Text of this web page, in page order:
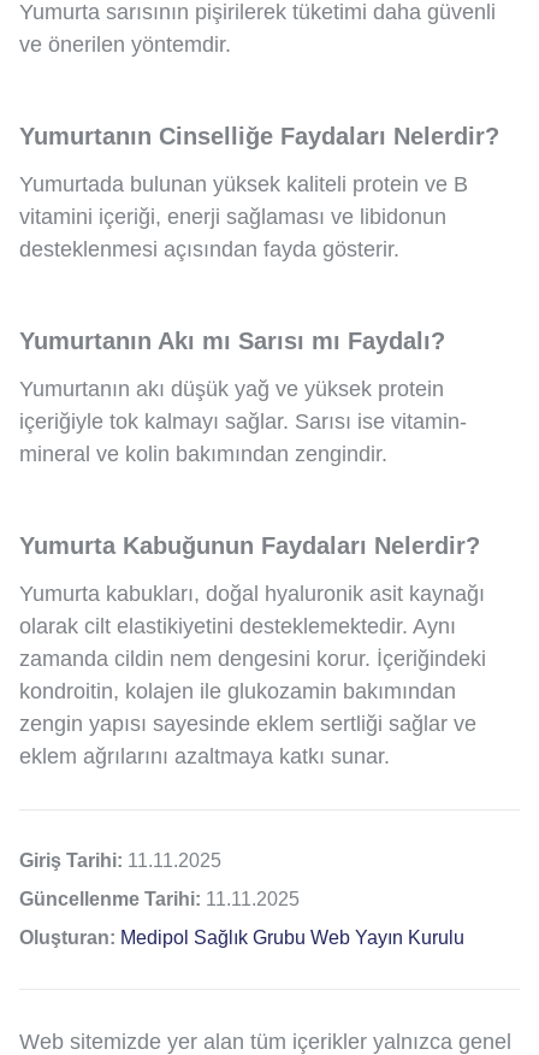
Yumurta sarısının pişirilerek tüketimi daha güvenli
ve önerilen yöntemdir.
Yumurtanın Cinselliğe Faydaları Nelerdir?
Yumurtada bulunan yüksek kaliteli protein ve B
vitamini içeriği, enerji sağlaması ve libidonun
desteklenmesi açısından fayda gösterir.
Yumurtanın Akı mı Sarısı mı Faydalı?
Yumurtanın akı düşük yağ ve yüksek protein
içeriğiyle tok kalmayı sağlar. Sarısı ise vitamin-
mineral ve kolin bakımından zengindir.
Yumurta Kabuğunun Faydaları Nelerdir?
Yumurta kabukları, doğal hyaluronik asit kaynağı
olarak cilt elastikiyetini desteklemektedir. Aynı
zamanda cildin nem dengesini korur. İçeriğindeki
kondroitin, kolajen ile glukozamin bakımından
zengin yapısı sayesinde eklem sertliği sağlar ve
eklem ağrılarını azaltmaya katkı sunar.
Giriş Tarihi: 11.11.2025
Güncellenme Tarihi: 11.11.2025
Oluşturan: Medipol Sağlık Grubu Web Yayın Kurulu
Web sitemizde yer alan tüm içerikler yalnızca genel